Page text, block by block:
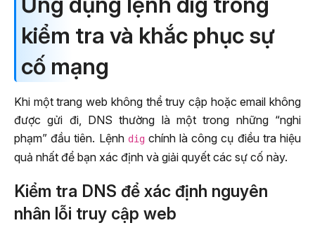
kiểm tra và khắc phục sự
cố mạng
Khi một trang web không thể truy cập hoặc email không
được gửi đi, DNS thường là một trong những “nghi
phạm” đầu tiên. Lệnh digchính là công cụ điều tra hiệu
quả nhất để bạn xác định và giải quyết các sự cố này.
Kiểm tra DNS để xác định nguyên
nhân lỗi truy cập web